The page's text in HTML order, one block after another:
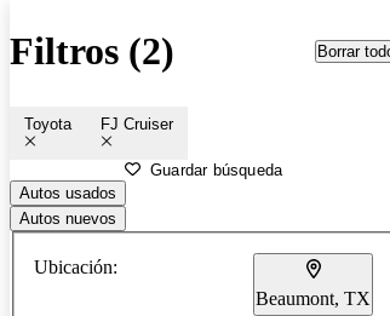
Filtros (2) Borrar
Toyota FJ Cruiser
Guardar búsqueda
Autos usados
Autos nuevos
Ubicación:
Beaumont, TX